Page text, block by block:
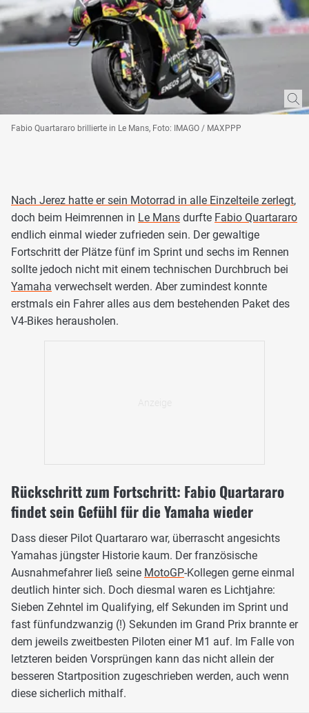
Fabio Quartararo brillierte in Le Mans, Foto: IMAGO / MAXPPP
Nach Jerez hatte er sein Motorrad in alle Einzelteile zerlegt,
doch beim Heimrennen in Le Mans durfte Fabio Quartararo
endlich einmal wieder zufrieden sein. Der gewaltige
Fortschritt der Plätze fünf im Sprint und sechs im Rennen
sollte jedoch nicht mit einem technischen Durchbruch bei
Yamaha verwechselt werden. Aber zumindest konnte
erstmals ein Fahrer alles aus dem bestehenden Paket des
V4-Bikes herausholen.
Rückschritt zum Fortschritt: Fabio Quartararo
findet sein Gefühl für die Yamaha wieder
Dass dieser Pilot Quartararo war, überrascht angesichts
Yamahas jüngster Historie kaum. Der französische
Ausnahmefahrer ließ seine MotoGP-Kollegen gerne einmal
deutlich hinter sich. Doch diesmal waren es Lichtjahre:
Sieben Zehntel im Qualifying, elf Sekunden im Sprint und
fast fünfundzwanzig (!) Sekunden im Grand Prix brannte er
dem jeweils zweitbesten Piloten einer M1 auf. Im Falle von
letzteren beiden Vorsprüngen kann das nicht allein der
besseren Startposition zugeschrieben werden, auch wenn
diese sicherlich mithalf.